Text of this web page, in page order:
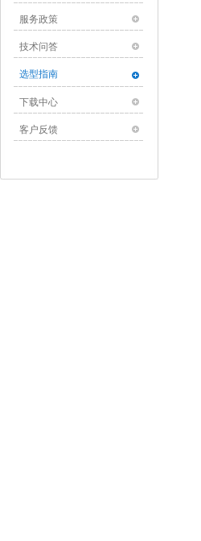
服务政策
技术问答
选型指南
下载中心
客户反馈